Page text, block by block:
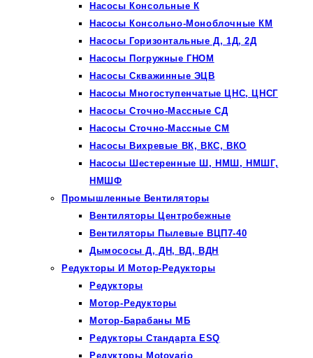
Насосы Консольные К
Насосы Консольно-Моноблочные КМ
Насосы Горизонтальные Д, 1Д, 2Д
Насосы Погружные ГНОМ
Насосы Скважинные ЭЦВ
Насосы Многоступенчатые ЦНС, ЦНСГ
Насосы Сточно-Массные СД
Насосы Сточно-Массные СМ
Насосы Вихревые ВК, ВКС, ВКО
Насосы Шестеренные Ш, НМШ, НМШГ,
НМШФ
Промышленные Вентиляторы
Вентиляторы Центробежные
Вентиляторы Пылевые ВЦП7-40
Дымососы Д, ДН, ВД, ВДН
Редукторы И Мотор-Редукторы
Редукторы
Мотор-Редукторы
Мотор-Барабаны МБ
Редукторы Стандарта ESQ
Редукторы Motovario